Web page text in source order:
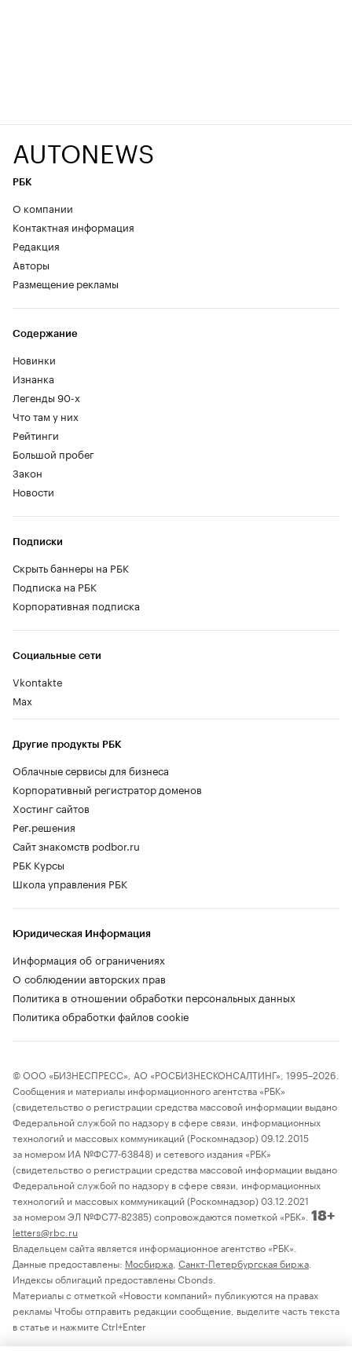
AUTONEWS
РБК
О компании
Контактная информация
Редакция
Авторы
Размещение рекламы
Содержание
Новинки
Изнанка
Легенды 90-х
Что там у них
Рейтинги
Большой пробег
Закон
Новости
Социальные сети
Vkontakte
Max
Другие продукты РБК
Облачные сервисы для бизнеса
Корпоративный регистратор доменов
Хостинг сайтов
Рег.решения
Сайт знакомств podbor.ru
РБК Курсы
Школа управления РБК
Подписки
Скрыть баннеры на РБК
Подписка на РБК
Корпоративная подписка
Юридическая Информация
Информация об ограничениях
О соблюдении авторских прав
Политика в отношении обработки персональных данных
Политика обработки файлов cookie
© ООО «БИЗНЕСПРЕСС», АО «РОСБИЗНЕСКОНСАЛТИНГ», 1995–2026.
Сообщения и материалы информационного агентства «РБК»
(свидетельство о регистрации средства массовой информации выдано
Федеральной службой по надзору в сфере связи, информационных
технологий и массовых коммуникаций (Роскомнадзор) 09.12.2015
за номером ИА №ФС77-63848) и сетевого издания «РБК»
(свидетельство о регистрации средства массовой информации выдано
Федеральной службой по надзору в сфере связи, информационных
технологий и массовых коммуникаций (Роскомнадзор) 03.12.2021
за номером ЭЛ №ФС77-82385) сопровождаются пометкой «РБК». 18+
letters@rbc.ru
Владельцем сайта является информационное агентство «РБК».
Данные предоставлены: Мосбиржа Санкт-Петербургская биржа
Индексы облигаций предоставлены Cbonds.
Материалы с отметкой «Новости компаний» публикуются на правах
рекламы Чтобы отправить редакции сообщение, выделите часть текста
в статье и нажмите Ctrl+Enter